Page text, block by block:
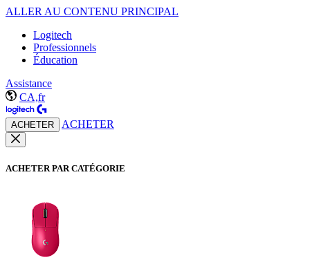
ALLER AU CONTENU PRINCIPAL
Logitech
Professionnels
Éducation
Assistance
CA,fr
ACHETER ACHETER
ACHETER PAR CATÉGORIE